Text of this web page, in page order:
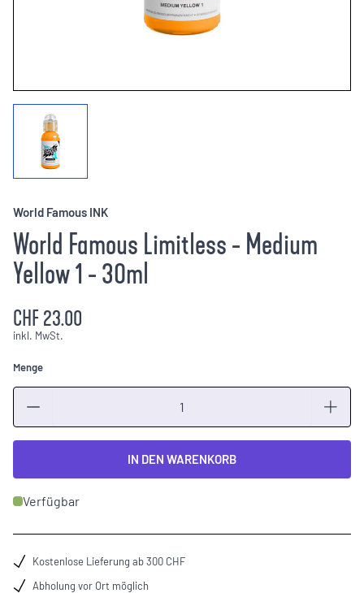
World Famous INK
World Famous Limitless - Medium
Yellow 1 - 30ml
CHF 23.00
inkl. MwSt.
Menge
IN DEN WARENKORB
Verfügbar
Kostenlose Lieferung ab 300 CHF
Abholung vor Ort möglich